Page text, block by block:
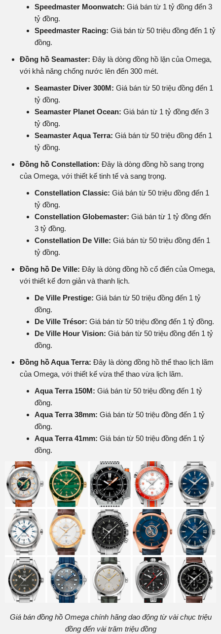
Speedmaster Moonwatch: Giá bán từ 1 tỷ đồng đến 3
tỷ đồng.
Speedmaster Racing: Giá bán từ 50 triệu đồng đến 1 tỷ
đồng.
Đồng hồ Seamaster: Đây là dòng đồng hồ lặn của Omega,
với khả năng chống nước lên đến 300 mét.
Seamaster Diver 300M: Giá bán từ 50 triệu đồng đến 1
tỷ đồng.
Seamaster Planet Ocean: Giá bán từ 1 tỷ đồng đến 3
tỷ đồng.
Seamaster Aqua Terra: Giá bán từ 50 triệu đồng đến 1
tỷ đồng.
Đồng hồ Constellation: Đây là dòng đồng hồ sang trọng
của Omega, với thiết kế tinh tế và sang trọng.
Constellation Classic: Giá bán từ 50 triệu đồng đến 1
tỷ đồng.
Constellation Globemaster: Giá bán từ 1 tỷ đồng đến
3 tỷ đồng.
Constellation De Ville: Giá bán từ 50 triệu đồng đến 1
tỷ đồng.
Đồng hồ De Ville: Đây là dòng đồng hồ cổ điển của Omega,
với thiết kế đơn giản và thanh lịch.
De Ville Prestige: Giá bán từ 50 triệu đồng đến 1 tỷ
đồng.
De Ville Trésor: Giá bán từ 50 triệu đồng đến 1 tỷ đồng.
De Ville Hour Vision: Giá bán từ 50 triệu đồng đến 1 tỷ
đồng.
Đồng hồ Aqua Terra: Đây là dòng đồng hồ thể thao lịch lãm
của Omega, với thiết kế vừa thể thao vừa lịch lãm.
Aqua Terra 150M: Giá bán từ 50 triệu đồng đến 1 tỷ
đồng.
Aqua Terra 38mm: Giá bán từ 50 triệu đồng đến 1 tỷ
đồng.
Aqua Terra 41mm: Giá bán từ 50 triệu đồng đến 1 tỷ
đồng.
Giá bán đồng hồ Omega chính hãng dao động từ vài chục triệu
đồng đến vài trăm triệu đồng